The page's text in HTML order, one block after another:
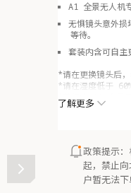
A1 全景无人机
无惧镜头意外损
等待。
套装内含可自主
*请在更换镜头后
*请在湿度低于
*若您的 A1 全景无
换镜片，或更换镜
了解更多
政策提示
起，禁止
户暂无法下